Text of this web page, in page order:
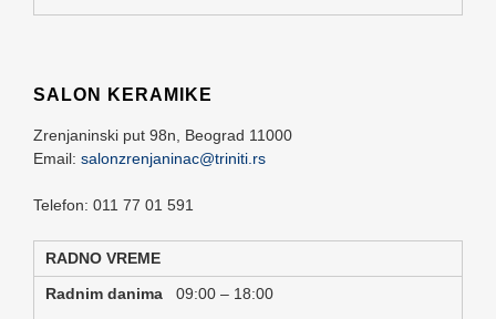
SALON KERAMIKE
Zrenjaninski put 98n, Beograd 11000
Email: salonzrenjaninac@triniti.rs
Telefon: 011 77 01 591
RADNO VREME
Radnim danima 09:00 – 18:00